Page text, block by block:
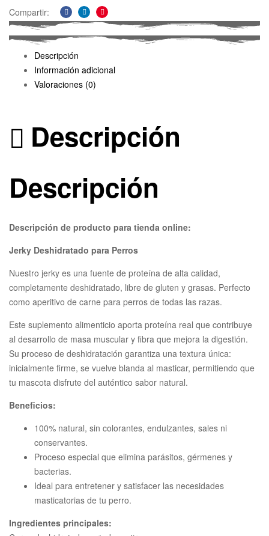
Compartir:
Facebook
LinkedinPinterest
Descripción
Información adicional
Valoraciones (0)
Descripción
Descripción
Descripción de producto para tienda online:
Jerky Deshidratado para Perros
Nuestro jerky es una fuente de proteína de alta calidad,
completamente deshidratado, libre de gluten y grasas. Perfecto
como aperitivo de carne para perros de todas las razas.
Este suplemento alimenticio aporta proteína real que contribuye
al desarrollo de masa muscular y fibra que mejora la digestión.
Su proceso de deshidratación garantiza una textura única:
inicialmente firme, se vuelve blanda al masticar, permitiendo que
tu mascota disfrute del auténtico sabor natural.
Beneficios:
100% natural, sin colorantes, endulzantes, sales ni
conservantes.
Proceso especial que elimina parásitos, gérmenes y
bacterias.
Ideal para entretener y satisfacer las necesidades
masticatorias de tu perro.
Ingredientes principales: